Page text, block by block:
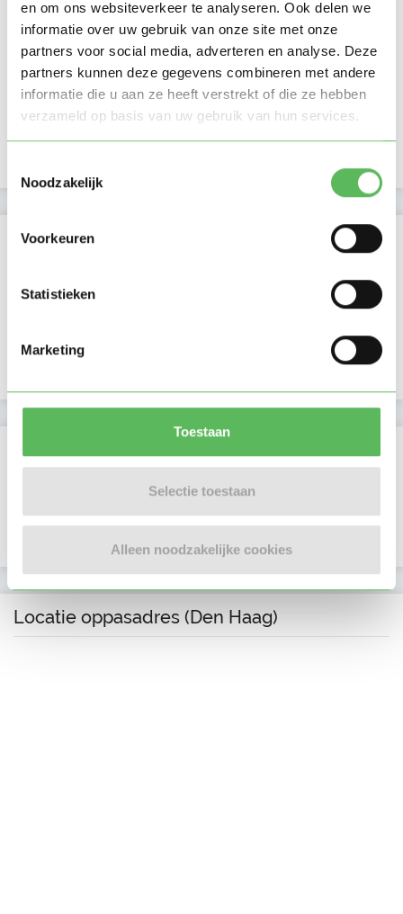
en om ons websiteverkeer te analyseren. Ook delen we
informatie over uw gebruik van onze site met onze
partners voor social media, adverteren en analyse. Deze
partners kunnen deze gegevens combineren met andere
informatie die u aan ze heeft verstrekt of die ze hebben
verzameld op basis van uw gebruik van hun services.
Noodzakelijk
Voorkeuren
Statistieken
Marketing
Toestaan
Selectie toestaan
Alleen noodzakelijke cookies
Ma Di Wo Do Vr Za
Ochtend
Middag
Namiddag
Avond
Activiteit op Oppasland
05-06-2026
18-05-2026
E-mailadres is geverifieerd
Locatie oppasadres (Den Haag)